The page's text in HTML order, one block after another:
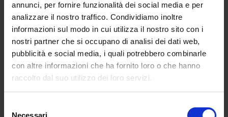
annunci, per fornire funzionalità dei social media e per
analizzare il nostro traffico. Condividiamo inoltre
informazioni sul modo in cui utilizza il nostro sito con i
nostri partner che si occupano di analisi dei dati web,
pubblicità e social media, i quali potrebbero combinarle
con altre informazioni che ha fornito loro o che hanno
raccolto dal suo utilizzo dei loro servizi.
Necessari
proposte ideative per la costruzione delle
nuove scuole connesse a una o più aree tra le
212 già individuate.
Le commissioni giudicatrici sceglieranno, per
ciascuna area, le migliori cinque proposte, che
accederanno così alla fase successiva. 2.
progetti di fattibilità tecnica ed economica, con